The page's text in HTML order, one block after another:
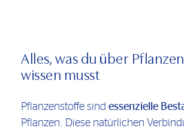
Alles, was du über
wissen musst
Pflanzenstoffe sind essenzielle
Pflanzen. Diese natürlichen